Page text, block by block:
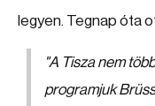
legyen. Tegnap óta
"A Tisza nem
programjuk